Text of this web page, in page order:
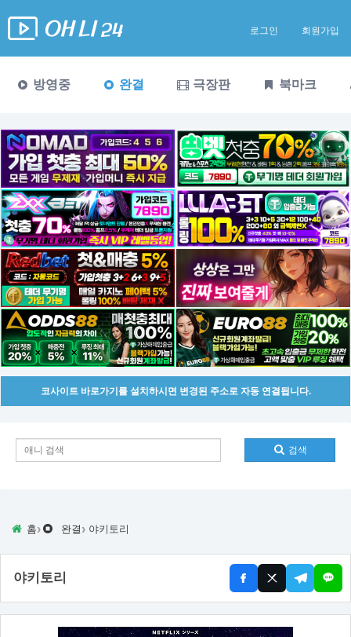
로그인 회원가입
방영중 완결 극장판 북마크
코사이트 바로가기를 설치하시면 변경된 주소로 자동 연결됩니다.
검색
홈› 완결 › 야키토리
야키토리